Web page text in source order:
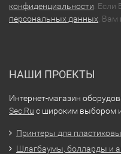
конфиденциальности .
персональных данных ,
НАШИ ПРОЕКТЫ
Интернет-магазин
Sec.Ru с широким выбором
Принтеры для
Шлагбаумы, болларды и